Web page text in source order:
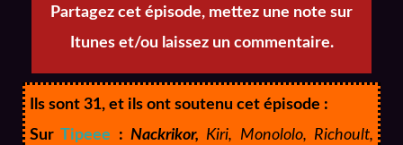
Partagez cet épisode, mettez une note sur
Itunes et/ou laissez un commentaire.
Ils sont 31, et ils ont soutenu cet épisode :
SurTipeee :Nackrikor, Kiri, Monololo, Richoult,